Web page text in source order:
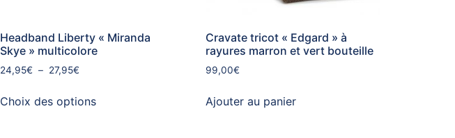
Headband Liberty « Miranda
Skye » multicolore
24,95€ – 27,95€
Choix des options
Cravate tricot « Edgard » à
rayures marron et vert bouteille
99,00€
Ajouter au panier